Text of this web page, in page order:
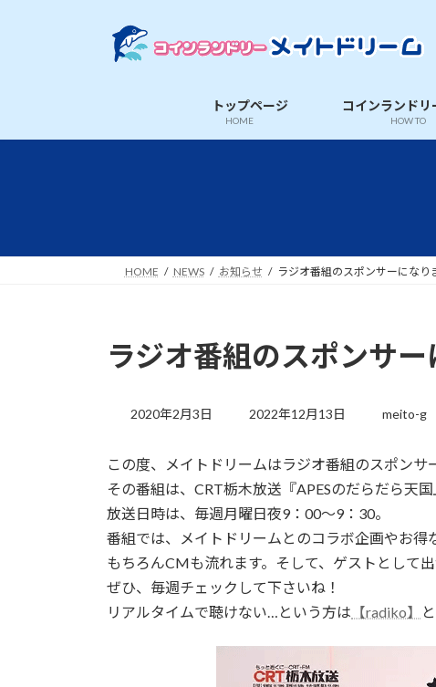
ス
ン
トップページ
HOME
コインランドリ
HOW TO
HOME NEWS お知らせ ラジオ番組のスポンサーになり
ラジオ番組のスポンサー
2020年2月3日
終
日
時
2022年12月13日 meito-g
この度、メイトドリームはラジオ番組のスポンサ
その番組は、CRT栃木放送『APESのだらだら天国
放送日時は、毎週月曜日夜9：00～9：30。
番組では、メイトドリームとのコラボ企画やお得
もちろんCMも流れます。そして、ゲストとして
ぜひ、毎週チェックして下さいね！
リアルタイムで聴けない…という方は 【radiko】